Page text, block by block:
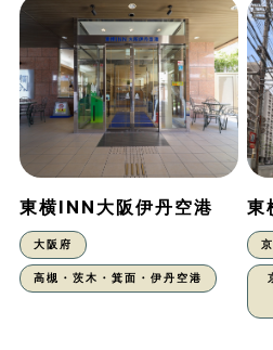
東横INN大阪伊丹空港
大阪府
高槻・茨木・箕面・伊丹空港
東